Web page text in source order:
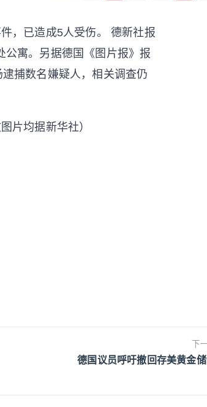
，已造成5人受伤。 德新社报
公寓。另据德国《图片报》报
捕数名嫌疑人，相关调查仍
片均据新华社）
下
德国议员呼吁撤回存美黄金